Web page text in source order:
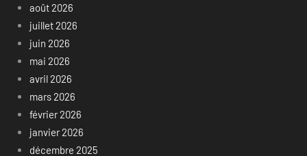
août 2026
juillet 2026
juin 2026
mai 2026
avril 2026
mars 2026
février 2026
janvier 2026
décembre 2025